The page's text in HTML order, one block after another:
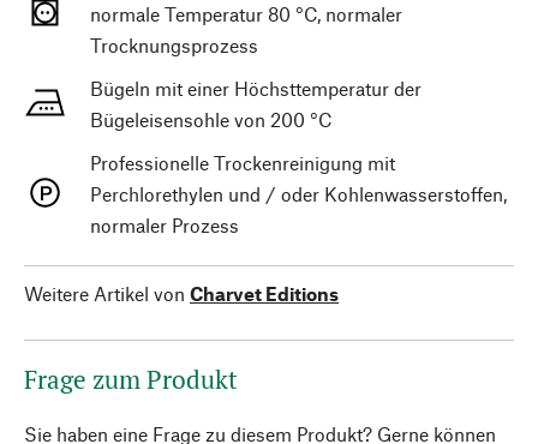
normale Temperatur 80 °C, normaler
Trocknungsprozess
Bügeln mit einer Höchsttemperatur der
Bügeleisensohle von 200 °C
Professionelle Trockenreinigung mit
Perchlorethylen und / oder Kohlenwasserstoffen,
normaler Prozess
Weitere Artikel von Charvet Editions
Frage zum Produkt
Sie haben eine Frage zu diesem Produkt? Gerne können